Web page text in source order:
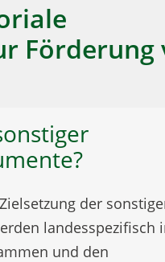
Förderung
der
landesspezifisch
und den